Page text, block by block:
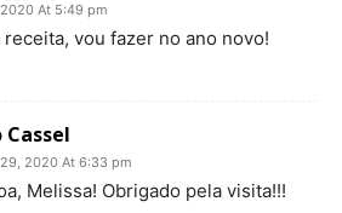
At 5:49 pm
vou fazer no ano novo!
Cassel
2020 At 6:33 pm
Melissa! Obrigado pela visita!!!